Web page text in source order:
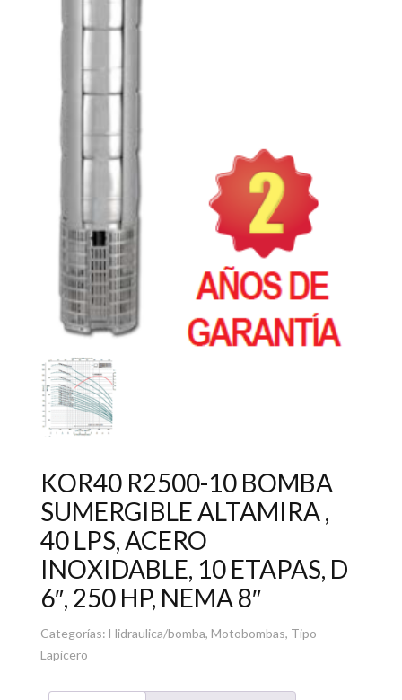
KOR40 R2500-10 BOMBA
SUMERGIBLE ALTAMIRA ,
40 LPS, ACERO
INOXIDABLE, 10 ETAPAS, D
6″, 250 HP, NEMA 8″
Categorías: Hidraulica/bomba, Motobombas, Tipo
Lapicero